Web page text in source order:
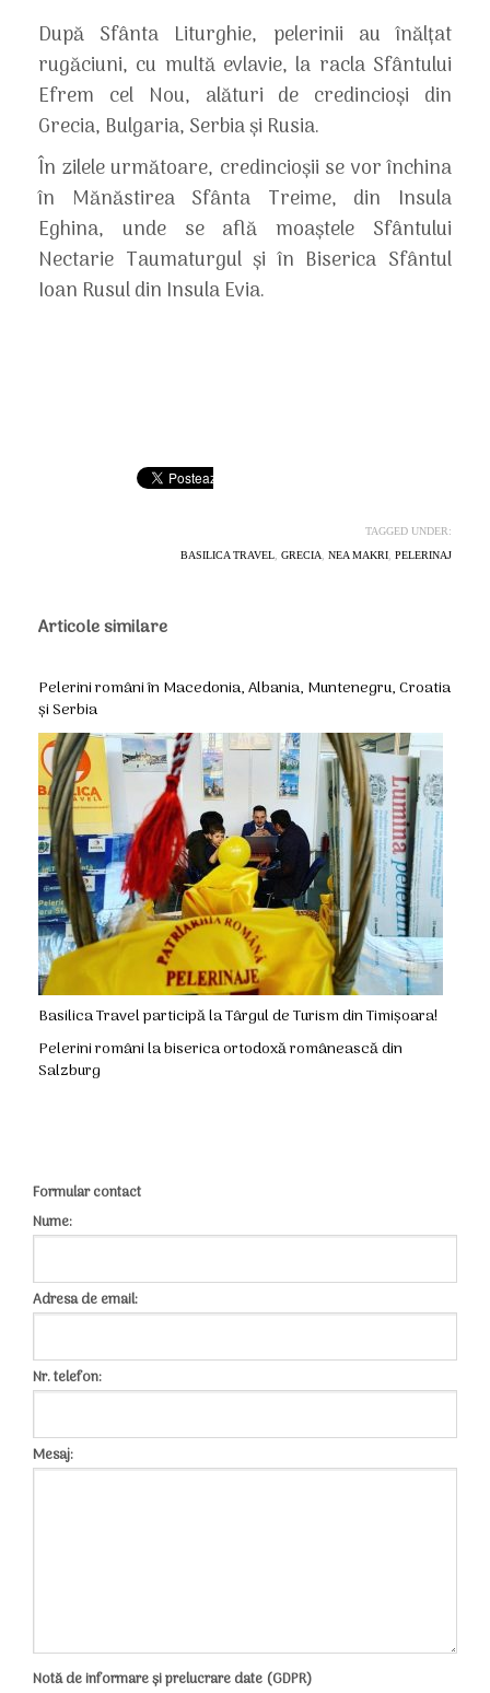
După Sfânta Liturghie, pelerinii au înălțat
rugăciuni, cu multă evlavie, la racla Sfântului
Efrem cel Nou, alături de credincioși din
Grecia, Bulgaria, Serbia și Rusia.
În zilele următoare, credincioșii se vor închina
în Mănăstirea Sfânta Treime, din Insula
Eghina, unde se află moaștele Sfântului
Nectarie Taumaturgul și în Biserica Sfântul
Ioan Rusul din Insula Evia.
TAGGED UNDER:
BASILICA TRAVEL, GRECIA, NEA MAKRI, PELERINAJ
Articole similare
Pelerini români în Macedonia, Albania, Muntenegru, Croatia
și Serbia
Basilica Travel participă la Târgul de Turism din Timișoara!
Pelerini români la biserica ortodoxă românească din
Salzburg
Formular contact
Nume:
Adresa de email:
Nr. telefon:
Mesaj:
Notă de informare și prelucrare date (GDPR)